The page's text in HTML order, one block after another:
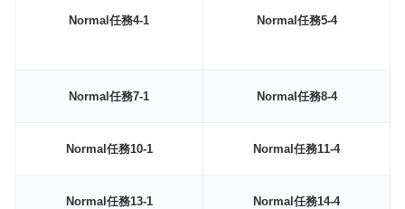
Normal任務4-1 Normal任務5-4
Normal任務7-1 Normal任務8-4
Normal任務10-1 Normal任務11-4
Normal任務13-1 Normal任務14-4